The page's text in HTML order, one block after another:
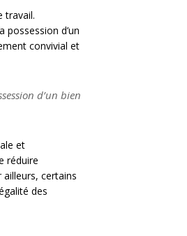
travail.
possession d’un
convivial et
d’un bien
et
réduire
certains
des